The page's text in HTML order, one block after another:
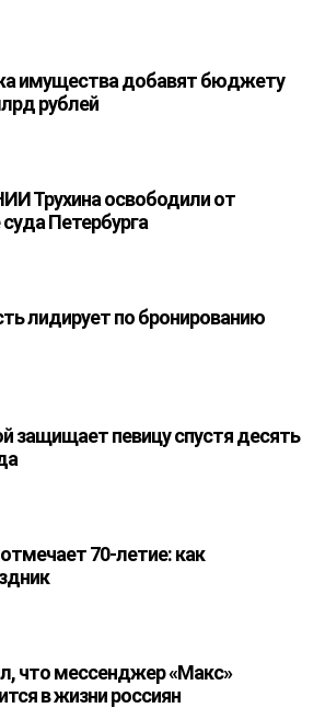
имущества добавят бюджету
рублей
Трухина освободили от
суда Петербурга
лидирует по бронированию
защищает певицу спустя десять
70-летие: как
что мессенджер «Макс»
в жизни россиян